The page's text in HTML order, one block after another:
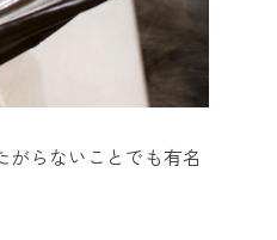
らないことでも有名